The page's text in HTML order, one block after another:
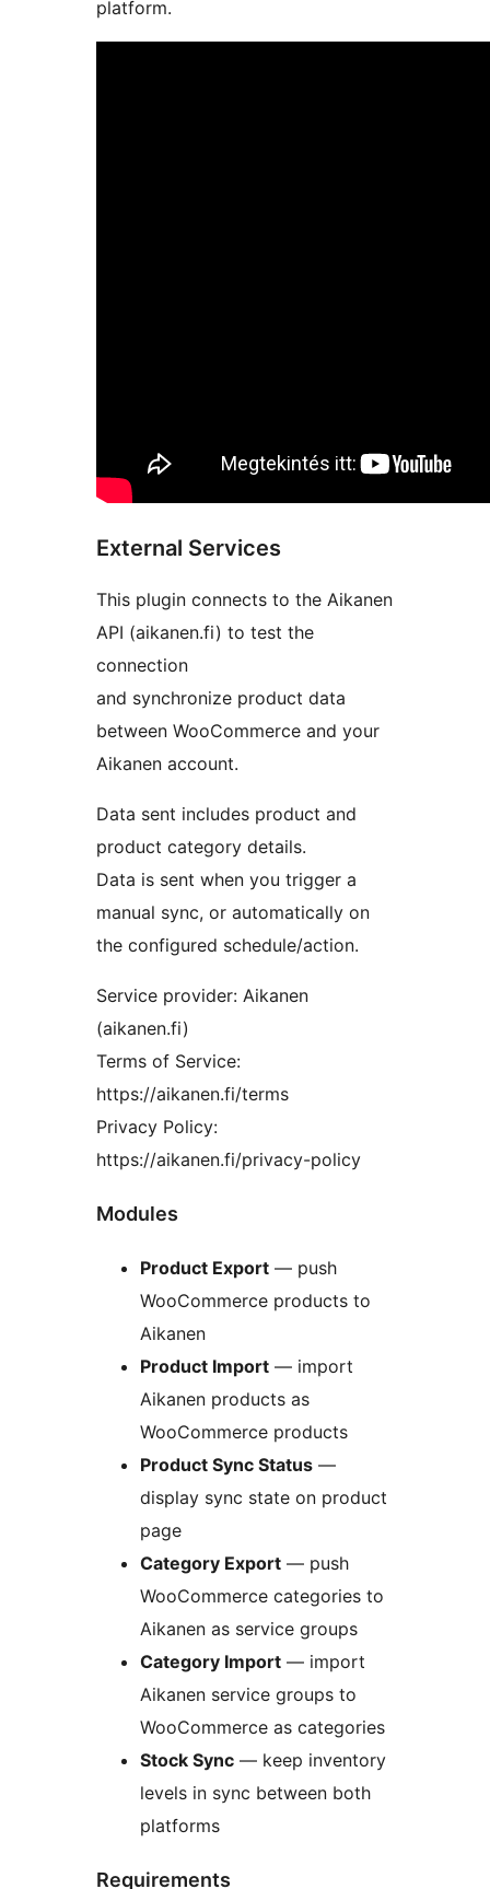
platform.
External Services
This plugin connects to the Aikanen
API (aikanen.fi) to test the
connection
and synchronize product data
between WooCommerce and your
Aikanen account.
Data sent includes product and
product category details.
Data is sent when you trigger a
manual sync, or automatically on
the configured schedule/action.
Service provider: Aikanen
(aikanen.fi)
Terms of Service:
https://aikanen.fi/terms
Privacy Policy:
https://aikanen.fi/privacy-policy
Modules
Product Export — push
WooCommerce products to
Aikanen
Product Import — import
Aikanen products as
WooCommerce products
Product Sync Status —
display sync state on product
page
Category Export — push
WooCommerce categories to
Aikanen as service groups
Category Import — import
Aikanen service groups to
WooCommerce as categories
Stock Sync — keep inventory
levels in sync between both
platforms
Requirements